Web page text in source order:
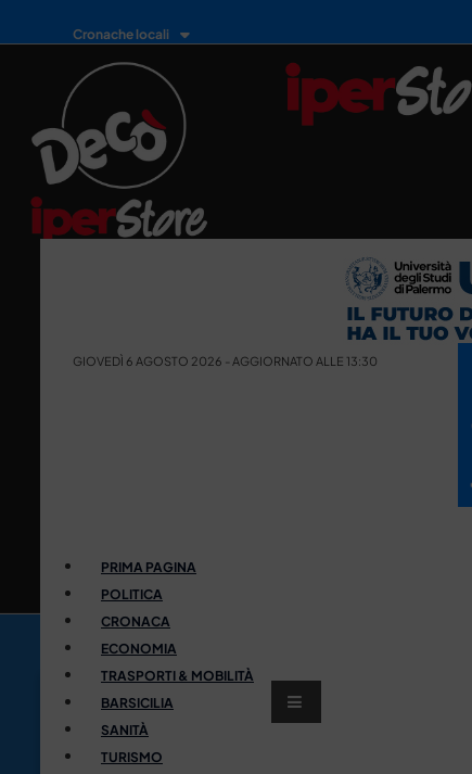
Cronache locali
GIOVEDÌ 6 AGOSTO 2026 - AGGIORNATO ALLE 13:30
PRIMA PAGINA
POLITICA
CRONACA
ECONOMIA
TRASPORTI & MOBILITÀ
BARSICILIA
SANITÀ
TURISMO